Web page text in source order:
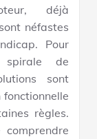
déjà
néfastes
Pour
de
sont
fonctionnelle
règles.
comprendre